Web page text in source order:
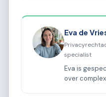
Eva de
specialist
Eva is
over